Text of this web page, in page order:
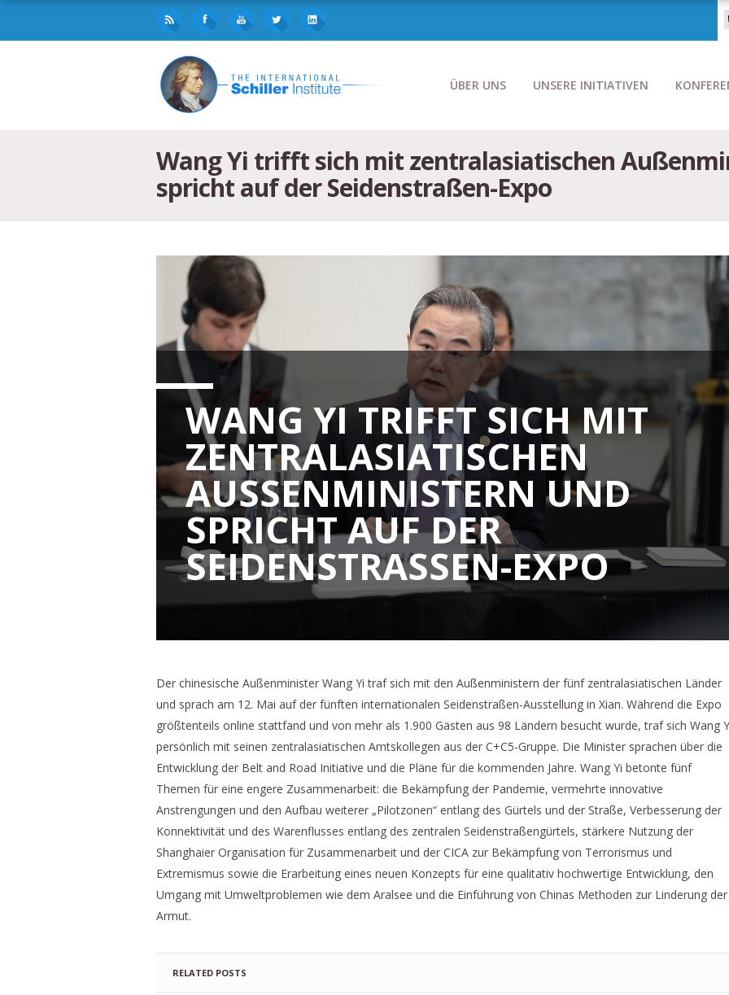
ÜBER UNS UNSERE INITIATIVEN
Wang Yi trifft sich mit zentralasiatischen
spricht auf der Seidenstraßen-Expo
WANG YI TRIFFT SICH MIT
ZENTRALASIATISCHEN
AUSSENMINISTERN UND S
PRICHT AUF DER S
EIDENSTRASSEN-EXPO
Der chinesische Außenminister Wang Yi traf sich mit den Außenministern der fünf zentralasiatischen Länder
und sprach am 12. Mai auf der fünften internationalen Seidenstraßen-Ausstellung in Xian. Während die Expo
größtenteils online stattfand und von mehr als 1.900 Gästen aus 98 Ländern besucht wurde, traf sich Wang
persönlich mit seinen zentralasiatischen Amtskollegen aus der C+C5-Gruppe. Die Minister sprachen über die
Entwicklung der Belt and Road Initiative und die Pläne für die kommenden Jahre. Wang Yi betonte fünf
Themen für eine engere Zusammenarbeit: die Bekämpfung der Pandemie, vermehrte innovative
Anstrengungen und den Aufbau weiterer „Pilotzonen“ entlang des Gürtels und der Straße, Verbesserung der
Konnektivität und des Warenflusses entlang des zentralen Seidenstraßengürtels, stärkere Nutzung der
Shanghaier Organisation für Zusammenarbeit und der CICA zur Bekämpfung von Terrorismus und
Extremismus sowie die Erarbeitung eines neuen Konzepts für eine qualitativ hochwertige Entwicklung, den
Umgang mit Umweltproblemen wie dem Aralsee und die Einführung von Chinas Methoden zur Linderung der
Armut.
RELATED POSTS